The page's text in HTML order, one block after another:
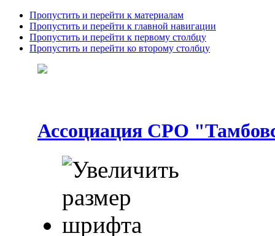
Пропустить и перейти к материалам
Пропустить и перейти к главной навигации
Пропустить и перейти к первому столбцу
Пропустить и перейти ко второму столбцу
Ассоциация СРО